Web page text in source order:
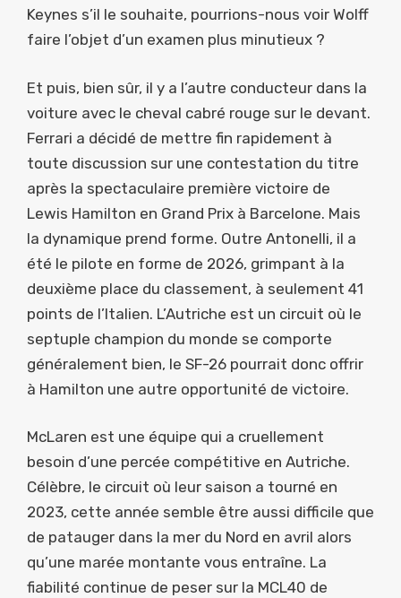
Keynes s’il le souhaite, pourrions-nous voir Wolff
faire l’objet d’un examen plus minutieux ?
Et puis, bien sûr, il y a l’autre conducteur dans la
voiture avec le cheval cabré rouge sur le devant.
Ferrari a décidé de mettre fin rapidement à
toute discussion sur une contestation du titre
après la spectaculaire première victoire de
Lewis Hamilton en Grand Prix à Barcelone. Mais
la dynamique prend forme. Outre Antonelli, il a
été le pilote en forme de 2026, grimpant à la
deuxième place du classement, à seulement 41
points de l’Italien. L’Autriche est un circuit où le
septuple champion du monde se comporte
généralement bien, le SF-26 pourrait donc offrir
à Hamilton une autre opportunité de victoire.
McLaren est une équipe qui a cruellement
besoin d’une percée compétitive en Autriche.
Célèbre, le circuit où leur saison a tourné en
2023, cette année semble être aussi difficile que
de patauger dans la mer du Nord en avril alors
qu’une marée montante vous entraîne. La
fiabilité continue de peser sur la MCL40 de